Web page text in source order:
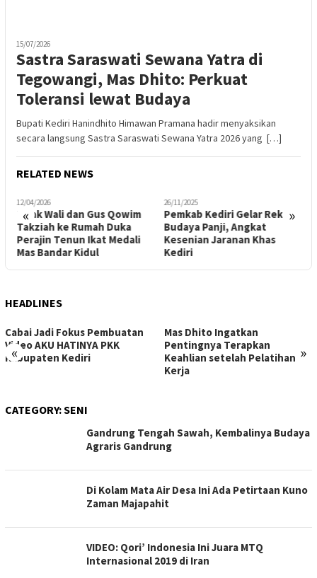
15/07/2026
Sastra Saraswati Sewana Yatra di
Tegowangi, Mas Dhito: Perkuat
Toleransi lewat Budaya
Bupati Kediri Hanindhito Himawan Pramana hadir menyaksikan
secara langsung Sastra Saraswati Sewana Yatra 2026 yang […]
RELATED NEWS
« »
12/04/2026
Mbak Wali dan Gus Qowim
Takziah ke Rumah Duka
Perajin Tenun Ikat Medali
Mas Bandar Kidul
26/11/2025
Pemkab Kediri Gelar Reksa
Budaya Panji, Angkat
Kesenian Jaranan Khas
Kediri
HEADLINES
« »
Cabai Jadi Fokus Pembuatan
Video AKU HATINYA PKK
Kabupaten Kediri
Mas Dhito Ingatkan
Pentingnya Terapkan
Keahlian setelah Pelatihan
Kerja
CATEGORY:SENI
Gandrung Tengah Sawah, Kembalinya Budaya
Agraris Gandrung
Di Kolam Mata Air Desa Ini Ada Petirtaan Kuno
Zaman Majapahit
VIDEO: Qori’ Indonesia Ini Juara MTQ
Internasional 2019 di Iran